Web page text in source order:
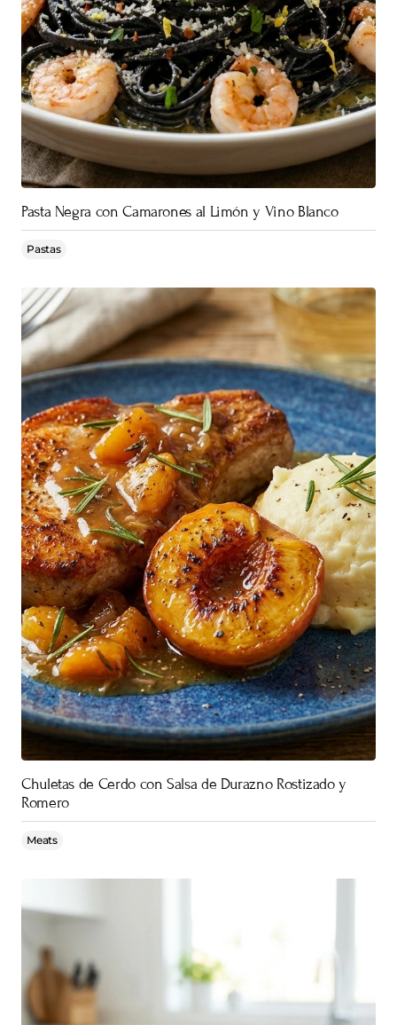
Pasta Negra con Camarones al Limón y Vino Blanco
Pastas
Chuletas de Cerdo con Salsa de Durazno Rostizado y
Romero
Meats